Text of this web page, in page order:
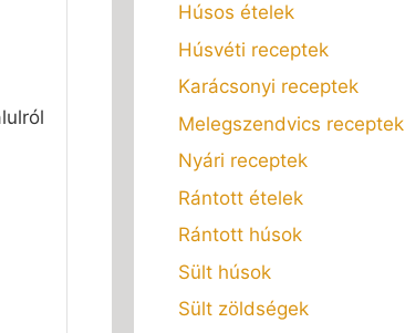
Húsos ételek
Húsvéti receptek
Karácsonyi receptek
Melegszendvics receptek
Nyári receptek
Rántott ételek
Rántott húsok
Sült húsok
Sült zöldségek